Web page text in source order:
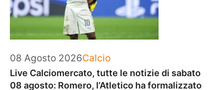
08 Agosto 2026Categorie
Calcio
Live Calciomercato, tutte le notizie di sabato
08 agosto: Romero, l’Atletico ha formalizzato